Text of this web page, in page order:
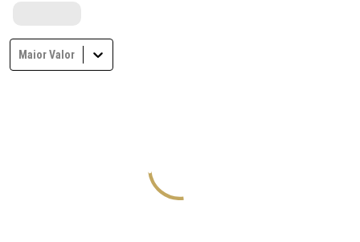
Maior Valor